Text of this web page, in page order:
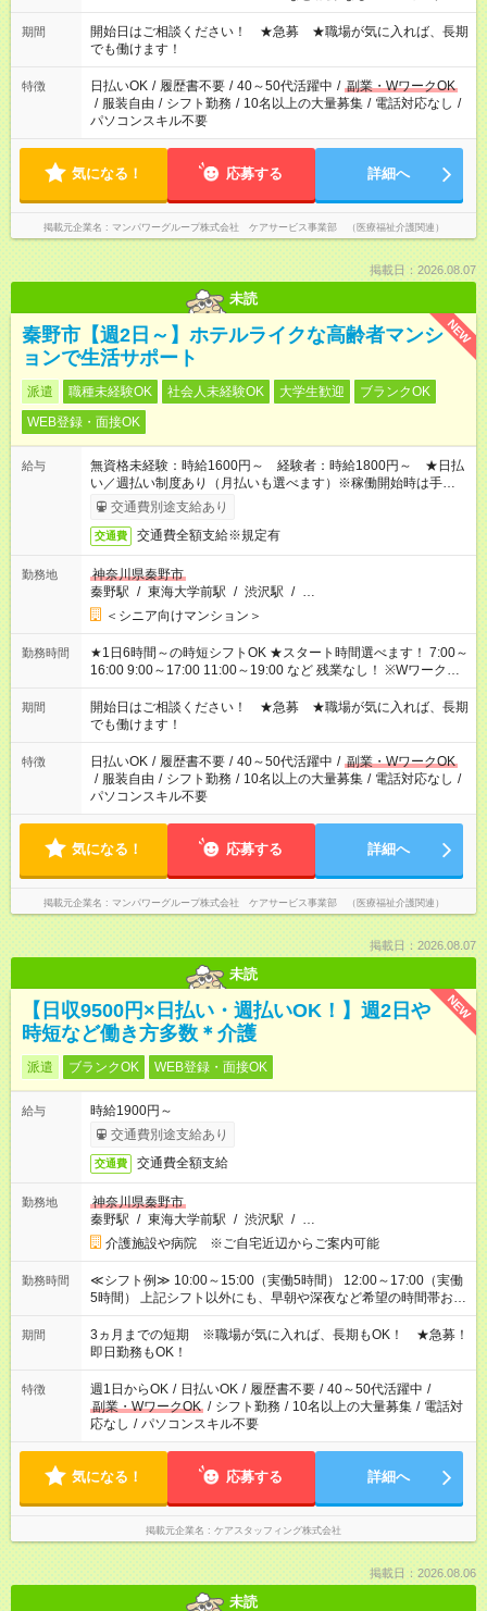
場合、他のお仕事と合わせ週40時間超の就業はご案内できませ
ん ※法令に基づき、週20時間以上勤務は社会保険への加入対象
となります ※労働者派遣法（日雇い派遣の原則禁止）により、
短時間・短期間の就業はご案内が難しい場合があります
期間
開始日はご相談ください！ ★急募 ★職場が気に入れば、長期
でも働けます！
特徴 日払いOK / 履歴書不要 / 40～50代活躍中 / 副業・WワークOK
/ 服装自由 / シフト勤務 / 10名以上の大量募集 / 電話対応なし /
パソコンスキル不要
気になる！ 応募する 詳細へ
掲載元企業名 マンパワーグループ株式会社 ケアサービス事業部 （医療福祉介護関連）
掲載日：2026.08.07
未読
NEW
秦野市【週2日～】ホテルライクな高齢者マンシ
ョンで生活サポート
派遣 職種未経験OK 社会人未経験OK 大学生歓迎
ブランクOK
WEB登録・面接OK
給与
無資格未経験：時給1600円～ 経験者：時給1800円～ ★日払
い／週払い制度あり（月払いも選べます）※稼働開始時は手続き
完了次第のお支払いとなります。
交通費別途支給あり
交通費 交通費全額支給※規定有
勤務地
神奈川県秦野市
秦野駅 / 東海大学前駅 / 渋沢駅 / …
＜シニア向けマンション＞
勤務時間
★1日6時間～の時短シフトOK ★スタート時間選べます！ 7:00～
16:00 9:00～17:00 11:00～19:00 など 残業なし！ ※Wワークの
場合、他のお仕事と合わせ週40時間超の就業はご案内できませ
ん ※法令に基づき、週20時間以上勤務は社会保険への加入対象
となります ※労働者派遣法（日雇い派遣の原則禁止）により、
短時間・短期間の就業はご案内が難しい場合があります
期間
開始日はご相談ください！ ★急募 ★職場が気に入れば、長期
でも働けます！
特徴 日払いOK / 履歴書不要 / 40～50代活躍中 / 副業・WワークOK
/ 服装自由 / シフト勤務 / 10名以上の大量募集 / 電話対応なし /
パソコンスキル不要
気になる！ 応募する 詳細へ
掲載元企業名 マンパワーグループ株式会社 ケアサービス事業部 （医療福祉介護関連）
掲載日：2026.08.07
未読
NEW
【日収9500円×日払い・週払いOK！】週2日や
時短など働き方多数＊介護
派遣 ブランクOK WEB登録・面接OK
給与
時給1900円～
交通費別途支給あり
交通費 交通費全額支給
勤務地
神奈川県秦野市
秦野駅 / 東海大学前駅 / 渋沢駅 / …
介護施設や病院 ※ご自宅近辺からご案内可能
勤務時間
≪シフト例≫ 10:00～15:00（実働5時間） 12:00～17:00（実働
5時間） 上記シフト以外にも、早朝や深夜など希望の時間帯お聞
かせください！ 事前に担当からヒアリングもしますので、ご安
心ください！
期間
3ヵ月までの短期 ※職場が気に入れば、長期もOK！ ★急募！
即日勤務もOK！
特徴 週1日からOK / 日払いOK / 履歴書不要 / 40～50代活躍中 /
副業・WワークOK / シフト勤務 / 10名以上の大量募集 / 電話対
応なし / パソコンスキル不要
気になる！ 応募する 詳細へ
掲載元企業名 ケアスタッフィング株式会社
掲載日：2026.08.06
未読